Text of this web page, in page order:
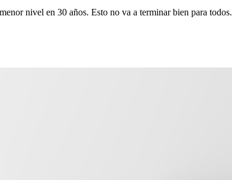
nivel en 30 años. Esto no va a terminar bien para todos.